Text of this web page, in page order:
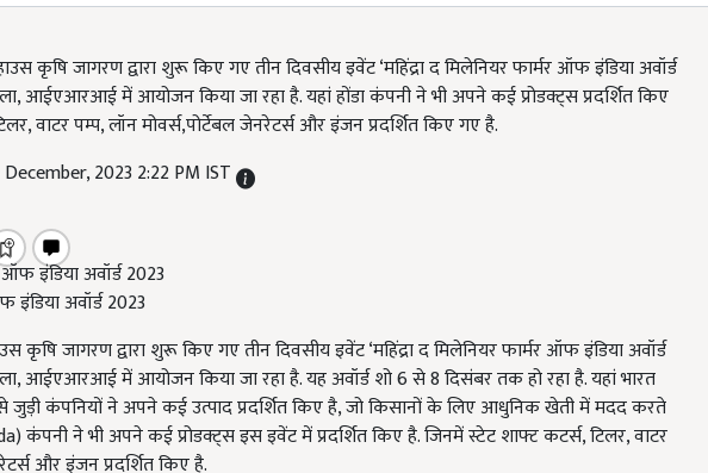
कृषि जागरण द्वारा शुरू किए गए तीन दिवसीय इवेंट ‘महिंद्रा द मिलेनियर फार्मर ऑफ इंडिया अवॉर्ड
आईएआरआई में आयोजन किया जा रहा है. यहां होंडा कंपनी ने भी अपने कई प्रोडक्ट्स प्रदर्शित किए
वाटर पम्प, लॉन मोवर्स,पोर्टेबल जेनरेटर्स और इंजन प्रदर्शित किए गए है.
2023 2:22 PM IST
इंडिया अवॉर्ड 2023
कृषि जागरण द्वारा शुरू किए गए तीन दिवसीय इवेंट ‘महिंद्रा द मिलेनियर फार्मर ऑफ इंडिया अवॉर्ड
आईएआरआई में आयोजन किया जा रहा है. यह अवॉर्ड शो 6 से 8 दिसंबर तक हो रहा है. यहां भारत
कंपनियों ने अपने कई उत्पाद प्रदर्शित किए है, जो किसानों के लिए आधुनिक खेती में मदद करते
कंपनी ने भी अपने कई प्रोडक्ट्स इस इवेंट में प्रदर्शित किए है. जिनमें स्टेट शाफ्ट कटर्स, टिलर, वाटर
और इंजन प्रदर्शित किए है.